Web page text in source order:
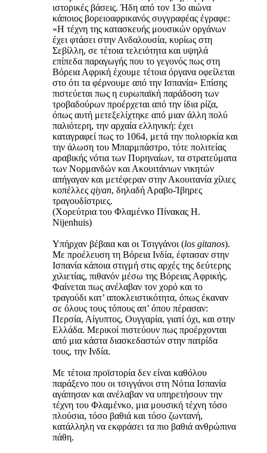
ιστορικές βάσεις. Ήδη από τον 13ο αιώνα
κάποιος βορειοαφρικανός συγγραφέας έγραφε:
«Η τέχνη της κατασκευής μουσικών οργάνων
έχει φτάσει στην Ανδαλουσία, κυρίως στη
Σεβίλλη, σε τέτοια τελειότητα και υψηλά
επίπεδα παραγωγής που το γεγονός πως στη
Βόρεια Αφρική έχουμε τέτοια όργανα οφείλεται
στο ότι τα φέρνουμε από την Ισπανία» Επίσης
πιστεύεται πως η ευρωπαϊκή παράδοση των
τροβαδούρων προέρχεται από την ίδια ρίζα,
όπως αυτή μετεξελίχτηκε από μιαν άλλη πολύ
παλιότερη, την αρχαία ελληνική: έχει
καταγραφεί πως το 1064, μετά την πολιορκία και
την άλωση του Μπαρμπάστρο, τότε πολιτείας
αραβικής νότια των Πυρηναίων, τα στρατεύματα
των Νορμανδών και Ακουιτάνιων νικητών
απήγαγαν και μετέφεραν στην Ακουιτανία χίλιες
κοπέλλες qiyan, δηλαδή Αραβο-Ίβηρες
τραγουδίστριες.
(Χορεύτρια του Φλαμένκο Πίνακας H.
Nijenhuis)
Υπήρχαν βέβαια και οι Τσιγγάνοι (los gitanos).
Με προέλευση τη Βόρεια Ινδία, έφτασαν στην
Ισπανία κάποια στιγμή στις αρχές της δεύτερης
χιλιετίας, πιθανόν μέσω της Βόρειας Αφρικής.
Φαίνεται πως ανέλαβαν τον χορό και το
τραγούδι κατ’ αποκλειστικότητα, όπως έκαναν
σε όλους τους τόπους απ’ όπου πέρασαν:
Περσία, Αίγυπτος, Ουγγαρία, γιατί όχι, και στην
Ελλάδα. Μερικοί πιστεύουν πως προέρχονται
από μια κάστα διασκεδαστών στην πατρίδα
τους, την Ινδία.
Με τέτοια προϊστορία δεν είναι καθόλου
παράξενο που οι τσιγγάνοι στη Νότια Ισπανία
αγάπησαν και ανέλαβαν να υπηρετήσουν την
τέχνη του Φλαμένκο, μια μουσική τέχνη τόσο
πλούσια, τόσο βαθιά και τόσο ζωντανή,
κατάλληλη να εκφράσει τα πιο βαθιά ανθρώπινα
πάθη.